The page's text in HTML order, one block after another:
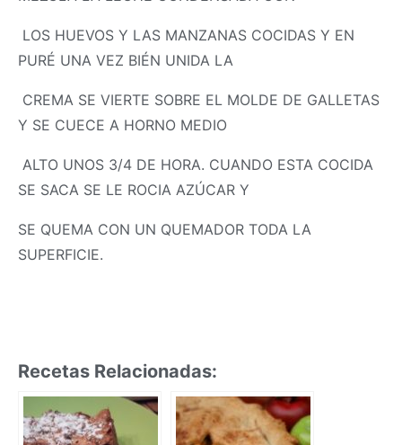
LOS HUEVOS Y LAS MANZANAS COCIDAS Y EN
PURÉ UNA VEZ BIÉN UNIDA LA
CREMA SE VIERTE SOBRE EL MOLDE DE GALLETAS
Y SE CUECE A HORNO MEDIO
ALTO UNOS 3/4 DE HORA. CUANDO ESTA COCIDA
SE SACA SE LE ROCIA AZÚCAR Y
SE QUEMA CON UN QUEMADOR TODA LA
SUPERFICIE.
Recetas Relacionadas: